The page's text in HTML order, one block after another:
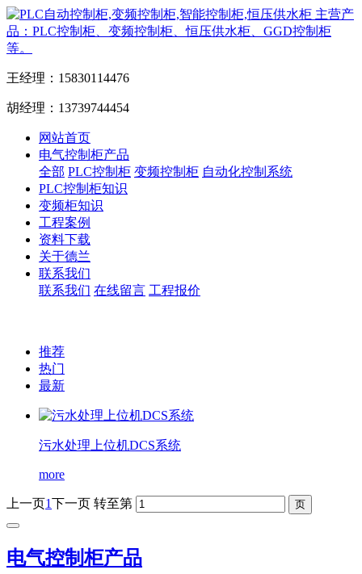
主营产
品：PLC控制柜、变频控制柜、恒压供水柜、GGD控制柜
等。
王经理：15830114476
胡经理：13739744454
网站首页
电气控制柜产品
全部 PLC控制柜 变频控制柜 自动化控制系统
PLC控制柜知识
变频柜知识
工程案例
资料下载
关于德兰
联系我们
联系我们 在线留言 工程报价
推荐
热门
最新
污水处理上位机DCS系统
more
上一页1下一页 转至第
电气控制柜产品